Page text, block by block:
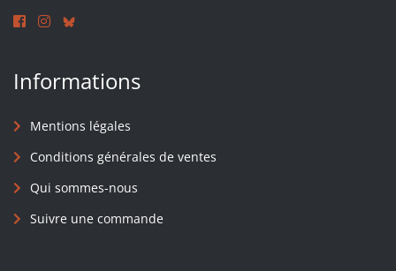
Informations
Mentions légales
Conditions générales de ventes
Qui sommes-nous
Suivre une commande